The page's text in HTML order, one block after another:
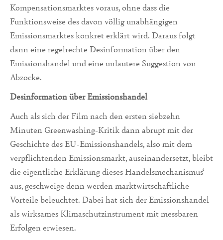
Kompensationsmarktes voraus, ohne dass die
Funktionsweise des davon völlig unabhängigen
Emissionsmarktes konkret erklärt wird. Daraus folgt
dann eine regelrechte Desinformation über den
Emissionshandel und eine unlautere Suggestion von
Abzocke.
Desinformation über Emissionshandel
Auch als sich der Film nach den ersten siebzehn
Minuten Greenwashing-Kritik dann abrupt mit der
Geschichte des EU-Emissionshandels, also mit dem
verpflichtenden Emissionsmarkt, auseinandersetzt, bleibt
die eigentliche Erklärung dieses Handelsmechanismus‘
aus, geschweige denn werden marktwirtschaftliche
Vorteile beleuchtet. Dabei hat sich der Emissionshandel
als wirksames Klimaschutzinstrument mit messbaren
Erfolgen erwiesen.